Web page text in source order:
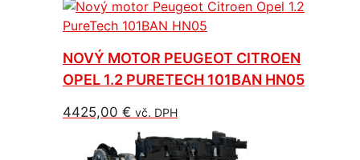
NOVÝ MOTOR PEUGEOT CITROEN
OPEL 1.2 PURETECH 101BAN HN05
4425,00 € vč. DPH